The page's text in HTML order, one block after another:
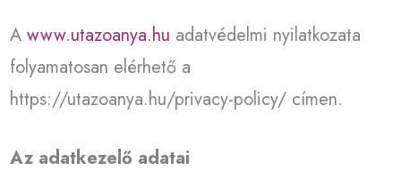
A www.utazoanya.hu adatvédelmi nyilatkozata
folyamatosan elérhető a
https://utazoanya.hu/privacy-policy/ címen.
Az adatkezelő adatai